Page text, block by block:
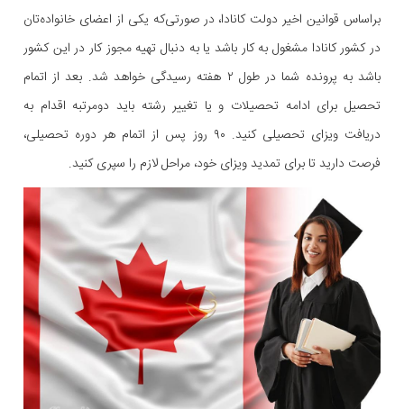
براساس قوانین اخیر دولت کانادا، در صورتی‌که یکی از اعضای خانواده‌تان
در کشور کانادا مشغول به کار باشد یا به دنبال تهیه مجوز کار در این کشور
باشد به پرونده شما در طول ۲ هفته رسیدگی خواهد شد. بعد از اتمام
تحصیل برای ادامه تحصیلات و یا تغییر رشته باید دومرتبه اقدام به
دریافت ویزای تحصیلی کنید. ۹۰ روز پس از اتمام هر دوره تحصیلی،
فرصت دارید تا برای تمدید ویزای خود، مراحل لازم را سپری کنید.